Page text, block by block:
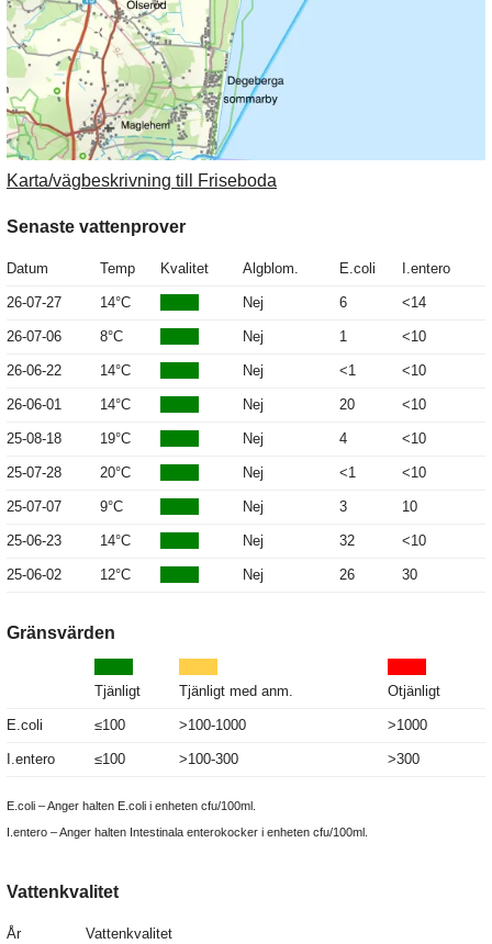
Karta/vägbeskrivning till Friseboda
Senaste vattenprover
Datum Temp Kvalitet Algblom. E.coli I.entero
26-07-27 14°C Nej 6 <14
26-07-06 8°C Nej 1 <10
26-06-22 14°C Nej <1 <10
26-06-01 14°C Nej 20 <10
25-08-18 19°C Nej 4 <10
25-07-28 20°C Nej <1 <10
25-07-07 9°C Nej 3 10
25-06-23 14°C Nej 32 <10
25-06-02 12°C Nej 26 30
Gränsvärden
Tjänligt Tjänligt med anm. Otjänligt
E.coli ≤100 >100-1000 >1000
I.entero ≤100 >100-300 >300
E.coli – Anger halten E.coli i enheten cfu/100ml.
I.entero – Anger halten Intestinala enterokocker i enheten cfu/100ml.
Vattenkvalitet
År Vattenkvalitet